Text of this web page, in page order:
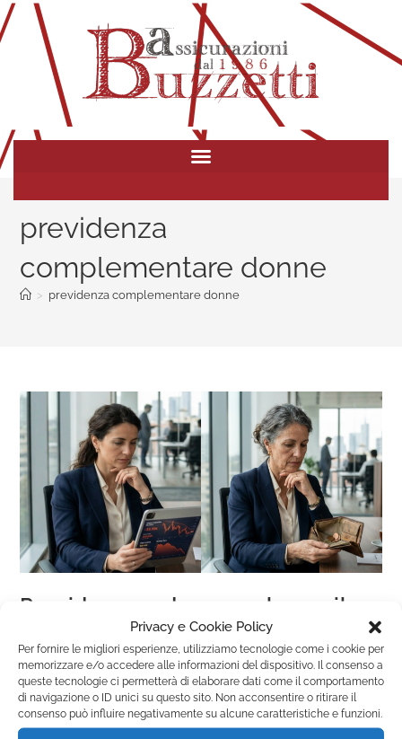
Privacy e Cookie Policy
Per fornire le migliori esperienze, utilizziamo tecnologie come i cookie per
memorizzare e/o accedere alle informazioni del dispositivo. Il consenso a
queste tecnologie ci permetterà di elaborare dati come il comportamento
di navigazione o ID unici su questo sito. Non acconsentire o ritirare il
consenso può influire negativamente su alcune caratteristiche e funzioni.
previdenza
complementare donne
> previdenza complementare donne
Previdenza e donne: colmare il
divario e proteggere il domani
Novità
Continua A Leggere